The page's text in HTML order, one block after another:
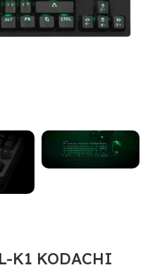
K1 KODACHI